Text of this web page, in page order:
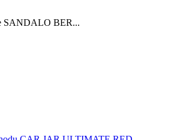
SANDALO BER...